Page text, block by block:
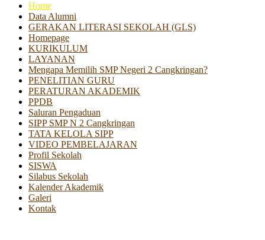
Home
Data Alumni
GERAKAN LITERASI SEKOLAH (GLS)
Homepage
KURIKULUM
LAYANAN
Mengapa Memilih SMP Negeri 2 Cangkringan?
PENELITIAN GURU
PERATURAN AKADEMIK
PPDB
Saluran Pengaduan
SIPP SMP N 2 Cangkringan
TATA KELOLA SIPP
VIDEO PEMBELAJARAN
Profil Sekolah
SISWA
Silabus Sekolah
Kalender Akademik
Galeri
Kontak